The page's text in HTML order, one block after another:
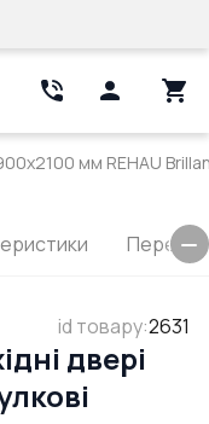
900x2100 мм REHAU
id товару:2631
двері